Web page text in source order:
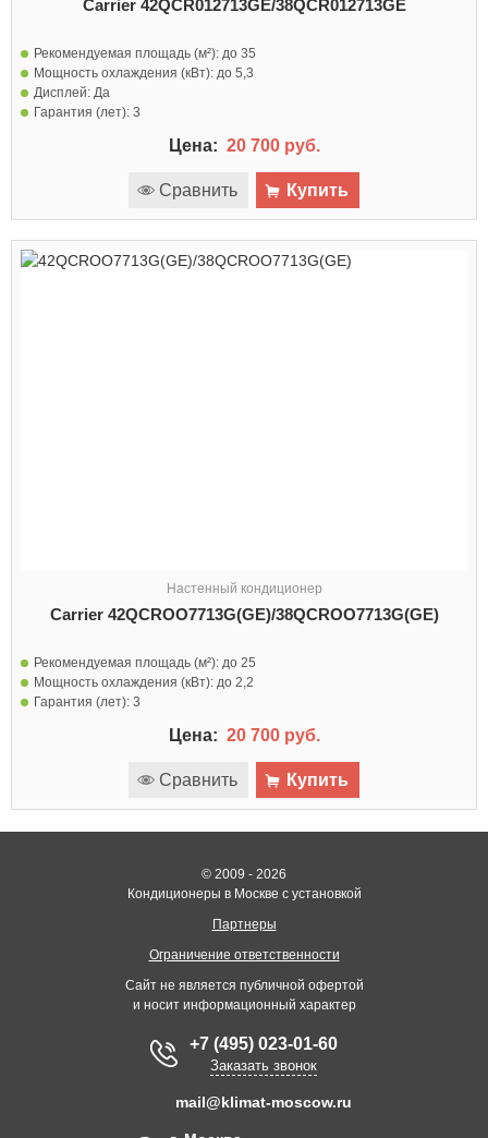
Carrier 42QCR012713GE/38QCR012713GE
Рекомендуемая площадь (м²): до 35
Мощность охлаждения (кВт): до 5,3
Дисплей: Да
Гарантия (лет): 3
Цена: 20 700 руб.
Сравнить Купить
Настенный кондиционер
Carrier 42QCROO7713G(GE)/38QCROO7713G(GE)
Рекомендуемая площадь (м²): до 25
Мощность охлаждения (кВт): до 2,2
Гарантия (лет): 3
Цена: 20 700 руб.
Сравнить Купить
© 2009 - 2026
Кондиционеры в Москве с установкой
Партнеры
Ограничение ответственности
Сайт не является публичной офертой
и носит информационный характер
+7 (495) 023-01-60
Заказать звонок
mail@klimat-moscow.ru